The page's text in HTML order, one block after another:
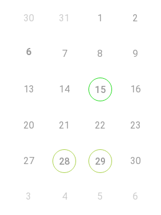
30 31 1 2
6 7 8 9
13 14 15 16
20 21 22 23
27 28 29 30
3 4 5 6